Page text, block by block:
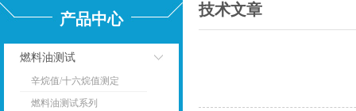
产品中心
燃料油测试
点击
辛烷值/十六烷值测定
燃料油测试系列
技术文章